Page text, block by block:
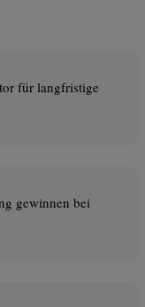
für langfristige
gewinnen bei